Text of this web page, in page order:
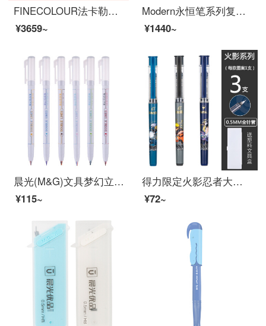
FINECOLOUR法卡勒一代单支马克笔240色二代马克笔单支学生绘画动漫服装设计马克笔 远川绘（马克笔+墨水+曲线板+橡皮+彩铅+高光笔）
¥3659~
Modern永恒笔系列复古羽毛笔 不用墨水的钢笔 金属老不死笔 办公桌面掉件商务礼品笔 创意公司企业
¥1440~
晨光(M&G)文具梦幻立体双线笔 奇幻系列手帐笔 学生荧光标记笔 单支双色双线笔 6支/盒ASPT0802
¥115~
得力限定火影忍者大容量速干直液式走珠笔全针管黑笔0.5简约ins风中性笔 火影忍者组合款【3支装】
¥72~